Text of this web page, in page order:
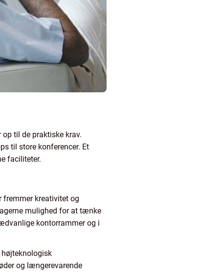
til de praktiske krav.
til store konferencer. Et
faciliteter.
kreativitet og
mulighed for at tænke
kontorrammer og i
højteknologisk
og længerevarende